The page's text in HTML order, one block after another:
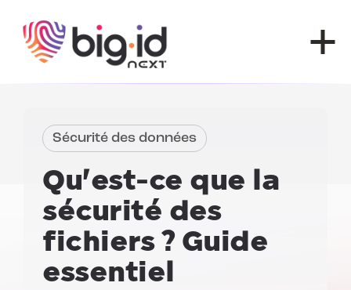
Sécurité des données
Qu'est-ce que la
sécurité des
fichiers ?Guide
essentiel